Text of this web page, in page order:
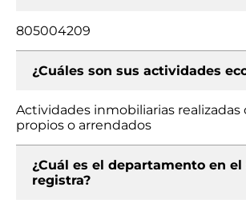
805004209
¿Cuáles son sus actividades
Actividades inmobiliarias realizadas
propios o arrendados
¿Cuál es el departamento en el
registra?